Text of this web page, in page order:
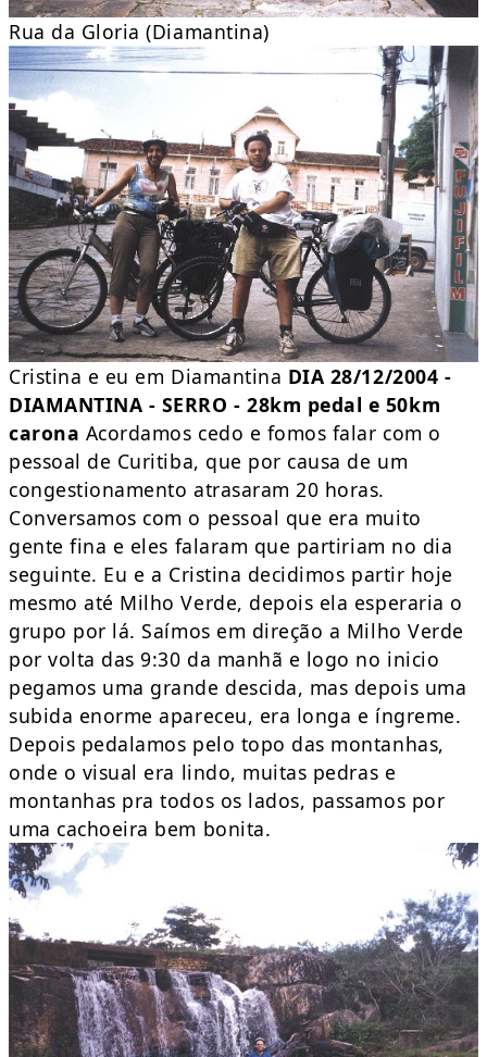
Rua da Gloria (Diamantina)
Cristina e eu em Diamantina DIA 28/12/2004 -
DIAMANTINA - SERRO - 28km pedal e 50km
carona Acordamos cedo e fomos falar com o
pessoal de Curitiba, que por causa de um
congestionamento atrasaram 20 horas.
Conversamos com o pessoal que era muito
gente fina e eles falaram que partiriam no dia
seguinte. Eu e a Cristina decidimos partir hoje
mesmo até Milho Verde, depois ela esperaria o
grupo por lá. Saímos em direção a Milho Verde
por volta das 9:30 da manhã e logo no inicio
pegamos uma grande descida, mas depois uma
subida enorme apareceu, era longa e íngreme.
Depois pedalamos pelo topo das montanhas,
onde o visual era lindo, muitas pedras e
montanhas pra todos os lados, passamos por
uma cachoeira bem bonita.